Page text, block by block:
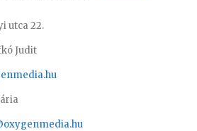
utca 22.
Judit